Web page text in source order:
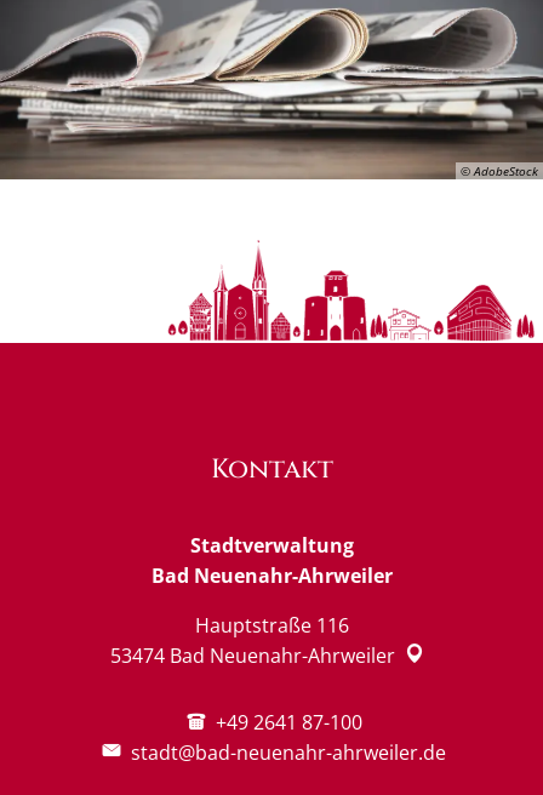
© AdobeStock
Kontakt
Stadtverwaltung
Bad Neuenahr-Ahrweiler
Hauptstraße 116
53474 Bad Neuenahr-Ahrweiler
+49 2641 87-100
stadt@bad-neuenahr-ahrweiler.de